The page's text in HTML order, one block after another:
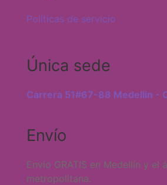
Políticas de servicio
Única sede
Carrera 51#67-88 Medellin -
Envío
Envío GRATIS en Medellín y el
metropolitana.